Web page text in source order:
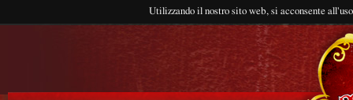
Utilizzando il nostro sito web, si acconsente